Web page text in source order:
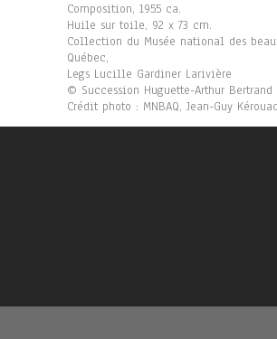
Composition, 1955 ca.
Huile sur toile, 92 x 73 cm.
Collection du Musée national des
Québec,
Legs Lucille Gardiner Larivière
© Succession Huguette-Arthur Bertrand
Crédit photo : MNBAQ, Jean-Guy Kérouac